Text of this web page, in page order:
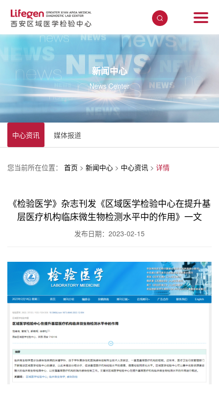
新闻中心
News Center
中心资讯 媒体报道
您当前所在位置： 首页 > 新闻中心 > 中心资讯 > 详情
《检验医学》杂志刊发《区域医学检验中心在提升基
层医疗机构临床微生物检测水平中的作用》一文
发布日期：2023-02-15